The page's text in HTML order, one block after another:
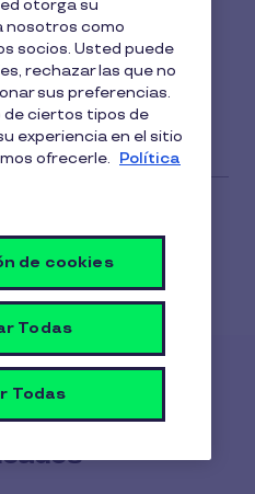
2025
no implica ningún
o el beneficiario.
categoría
a
otorga su
como
socios. Usted puede
rechazar las que no
sus preferencias.
de ciertos tipos de
experiencia en el sitio
ofrecerle. Política
de cookies
Todas
Todas